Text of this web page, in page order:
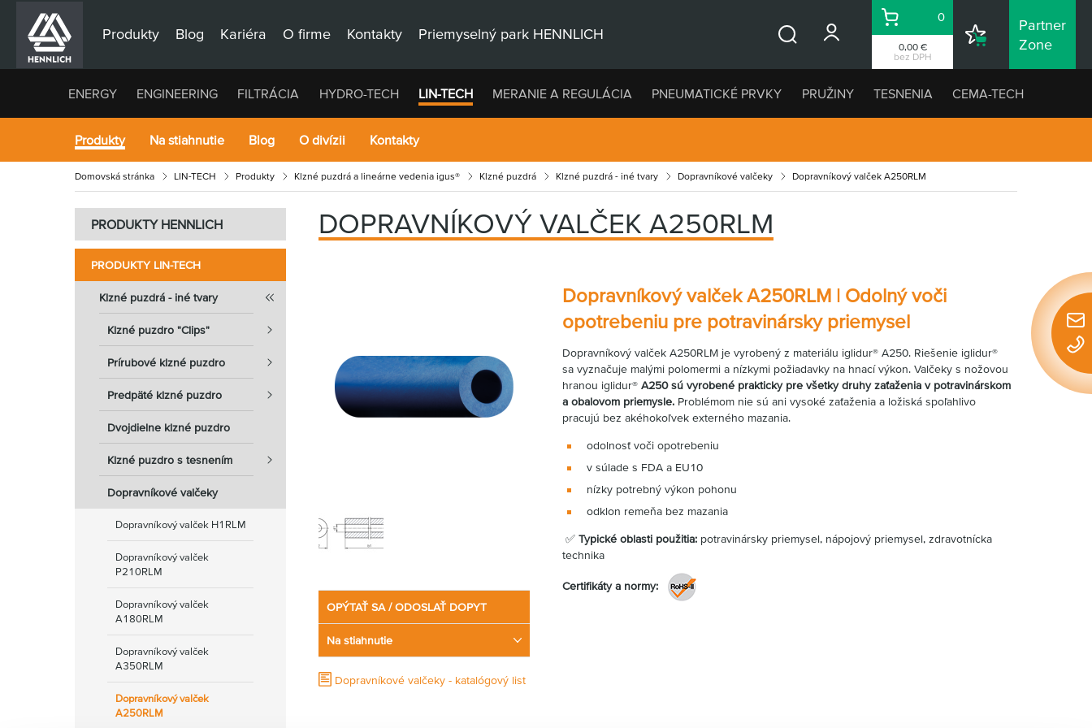
Produkty Blog Kariéra O firme Kontakty Priemyselný park HENNLICH
0,00 €
bez DPH
Košík
0
Nákupný
Partner
Zone
ENERGY ENGINEERING FILTRÁCIA HYDRO-TECH LIN-TECH MERANIE A REGULÁCIA PNEUMATICKÉ PRVKY PRUŽINY TESNENIA CEMA-TECH
Produkty Na stiahnutie Blog O divízii Kontakty
Domovská stránka LIN-TECH Produkty Klzné puzdrá a lineárne vedenia igus® Klzné puzdrá Klzné puzdrá - iné tvary Dopravníkové valčeky Dopravníkový valček A250RLM
PRODUKTY HENNLICH
PRODUKTY LIN-TECH
Klzné puzdrá - iné tvary
Klzné puzdro "Clips"
Prírubové klzné puzdro
Predpäté klzné puzdro
Dvojdielne klzné puzdro
Klzné puzdro s tesnením
Dopravníkové valčeky
Dopravníkový valček H1RLM
Dopravníkový valček
P210RLM
Dopravníkový valček
A180RLM
Dopravníkový valček
A350RLM
Dopravníkový valček
A250RLM
DOPRAVNÍKOVÝ VALČEK A250RLM
OPÝTAŤ SA / ODOSLAŤ DOPYT
Na stiahnutie
Dopravníkové valčeky - katalógový list
Dopravníkový valček A250RLM | Odolný voči
opotrebeniu pre potravinársky priemysel
Dopravníkový valček A250RLM je vyrobený z materiálu iglidur® A250. Riešenie iglidur®
sa vyznačuje malými polomermi a nízkymi požiadavky na hnací výkon. Valčeky s nožovou
hranou iglidur® A250 sú vyrobené prakticky pre všetky druhy zaťaženia v potravinárskom
a obalovom priemysle. Problémom nie sú ani vysoké zaťaženia a ložiská spoľahlivo
pracujú bez akéhokoľvek externého mazania.
odolnosť voči opotrebeniu
v súlade s FDA a EU10
nízky potrebný výkon pohonu
odklon remeňa bez mazania
✅ Typické oblasti použitia: potravinársky priemysel, nápojový priemysel, zdravotnícka
technika
Certifikáty a normy: